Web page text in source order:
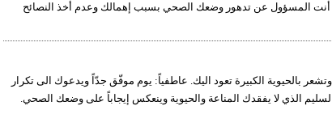
أنت المسؤول عن تدهور وضعك الصحي بسبب إهمالك وعدم أخذ النصائح
بالحيوية الكبيرة تعود اليك. عاطفياً: يوم موفّق جدّاً ويدعوك الى تكرار
الذي لا يفقدك المناعة والحيوية وينعكس إيجاباً على وضعك الصحي.